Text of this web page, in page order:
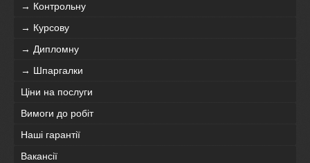
→ Контрольну
→ Курсову
→ Дипломну
→ Шпаргалки
Ціни на послуги
Вимоги до робіт
Наші гарантії
Вакансії